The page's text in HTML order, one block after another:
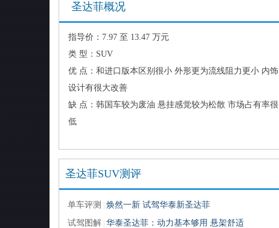
圣达菲概况
指导价：7.97 至 13.47 万元
类 型：SUV
优 点：和进口版本区别很小 外形更为流线阻力更小 内饰
设计有很大改善
缺 点：韩国车较为废油 悬挂感觉较为松散 市场占有率很
低
圣达菲SUV测评
单车评测 焕然一新 试驾华泰新圣达菲
试驾图解 华泰圣达菲：动力基本够用 悬架舒适